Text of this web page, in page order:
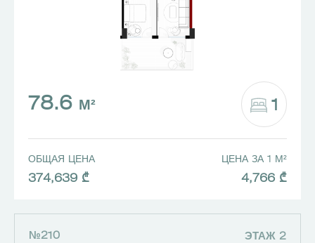
78.6 М² 1
ОБЩАЯ ЦЕНА
374,639 ₾
ЦЕНА ЗА 1 М²
4,766 ₾
№210 ЭТАЖ 2